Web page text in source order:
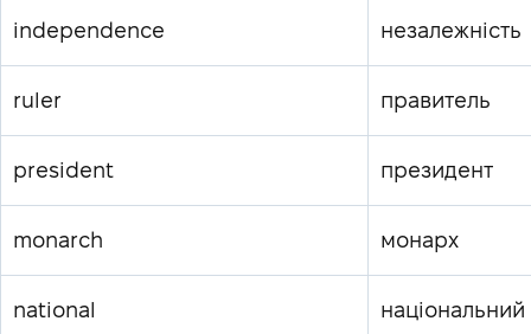
independence незалежність
ruler правитель
president президент
monarch монарх
national національний